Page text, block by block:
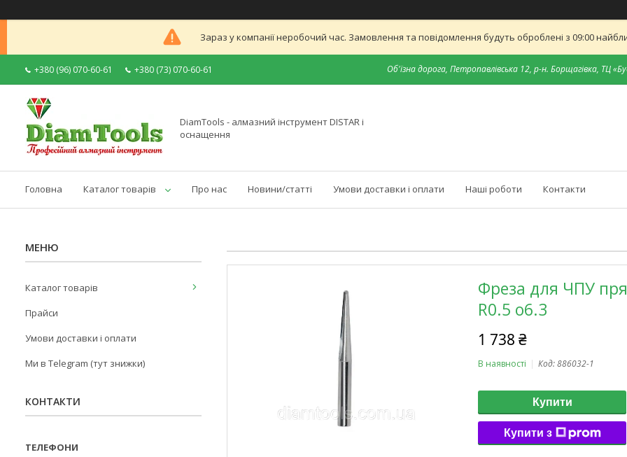
Зараз у компанії неробочий час. Замовлення та повідомлення будуть оброблені з 09:00
+380 (96) 070-60-61 +380 (73) 070-60-61 Об'їзна дорога, Петропавлівська 12, р-н. Борщагівка, ТЦ
DiamTools - алмазний інструмент DISTAR і
оснащення
Головна Каталог товарів Про нас Новини/статті Умови доставки і оплати Наші роботи Контакти
Фреза для ЧПУ
R0.5 о6.3
1 738 ₴
В наявності Код:886032-1
Купити
Купити з
Каталог товарів
Прайси
Умови доставки і оплати
Ми в Telegram (тут знижки)
КОНТАКТИ